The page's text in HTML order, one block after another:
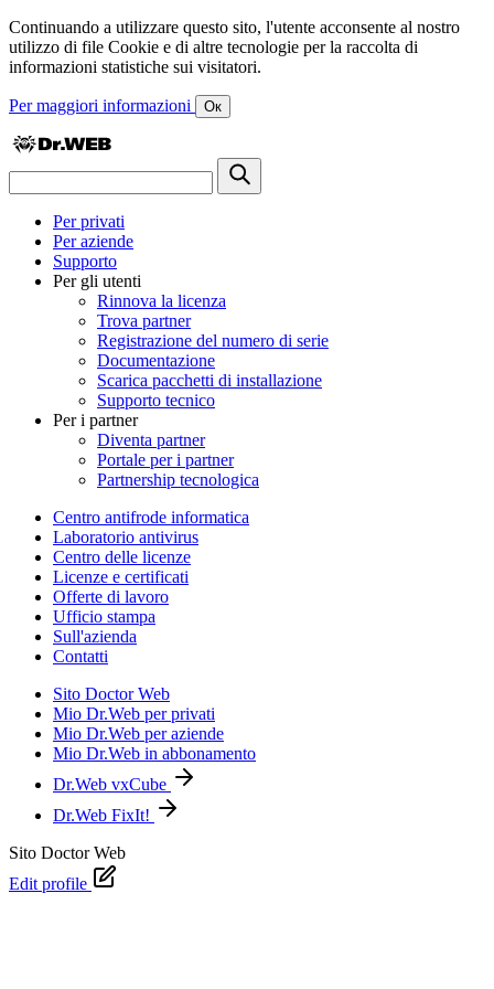
Continuando a utilizzare questo sito, l'utente acconsente al nostro
utilizzo di file Cookie e di altre tecnologie per la raccolta di
informazioni statistiche sui visitatori.
Per maggiori informazioni Ок
Per privati
Per aziende
Supporto
Per gli utenti
Rinnova la licenza
Trova partner
Registrazione del numero di serie
Documentazione
Scarica pacchetti di installazione
Supporto tecnico
Per i partner
Diventa partner
Portale per i partner
Partnership tecnologica
Centro antifrode informatica
Laboratorio antivirus
Centro delle licenze
Licenze e certificati
Offerte di lavoro
Ufficio stampa
Sull'azienda
Contatti
Sito Doctor Web
Mio Dr.Web per privati
Mio Dr.Web per aziende
Mio Dr.Web in abbonamento
Dr.Web vxCube
Dr.Web FixIt!
Sito Doctor Web
Edit profile